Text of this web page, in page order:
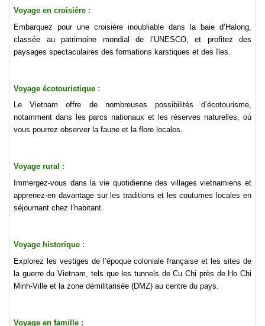
Voyage en croisière :
Embarquez pour une croisière inoubliable dans la baie d’Halong,
classée au patrimoine mondial de l’UNESCO, et profitez des
paysages spectaculaires des formations karstiques et des îles.
Voyage écotouristique :
Le Vietnam offre de nombreuses possibilités d’écotourisme,
notamment dans les parcs nationaux et les réserves naturelles, où
vous pourrez observer la faune et la flore locales.
Voyage rural :
Immergez-vous dans la vie quotidienne des villages vietnamiens et
apprenez-en davantage sur les traditions et les coutumes locales en
séjournant chez l’habitant.
Voyage historique :
Explorez les vestiges de l’époque coloniale française et les sites de
la guerre du Vietnam, tels que les tunnels de Cu Chi près de Ho Chi
Minh-Ville et la zone démilitarisée (DMZ) au centre du pays.
Voyage en famille :